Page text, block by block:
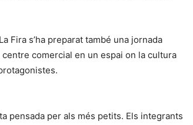
Fira s’ha preparat també una jornada
comercial en un espai on la cultura
pensada per als més petits. Els integrants